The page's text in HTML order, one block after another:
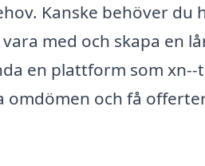
Kanske behöver du
med och skapa en
en plattform som
omdömen och få